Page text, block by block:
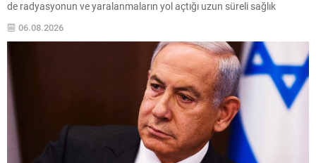
de radyasyonun ve yaralanmaların yol açtığı uzun süreli sağlık
sorunlarıyla karşılaştı. Üç gün sonra, 9 Ağustos’ta Nagazaki aynı
kaderi paylaştı: ikinci...
06.08.2026